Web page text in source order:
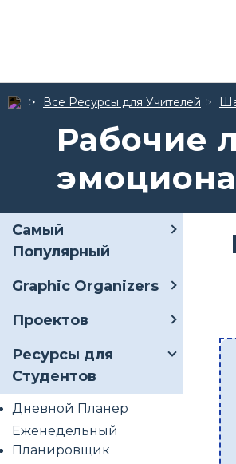
Все Ресурсы для Учителей
Рабочие
Самый
Популярный
Graphic Organizers
Проектов
Ресурсы для
Студентов
Дневной Планер
Еженедельный
Планировщик